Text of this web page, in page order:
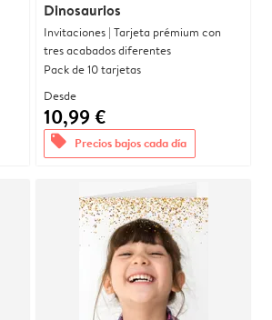
Dinosaurios
Invitaciones | Tarjeta prémium con
tres acabados diferentes
Pack de 10 tarjetas
Desde
10,99 €
offers Precios bajos cada día